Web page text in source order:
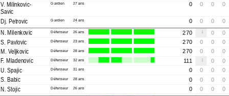
V. Milinkovic-
Savic
Gardien 27 ans 0 0 0 0
Dj. Petrovic Gardien 24 ans 0 0 0 0
N. Milenkovic Défenseur 26 ans 270 1 0 0
S. Pavlovic Défenseur 23 ans 270 0 0 0
M. Veljkovic Défenseur 28 ans 270 0 0 0
F. Mladenovic Défenseur 32 ans 111 1 0 0
U. Spajic Défenseur 31 ans 0 0 0 0
S. Babic Défenseur 28 ans 0 0 0 0
N. Stojic Défenseur 26 ans 0 0 0 0